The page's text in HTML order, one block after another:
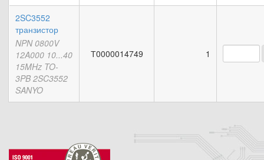
2SC3552
транзистор
NPN 0800V
12A000 10...40
15MHz TO-
3PB 2SC3552
SANYO
Т0000014749 1